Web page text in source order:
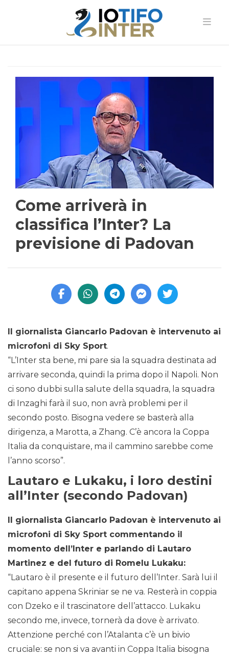
Come arriverà in
classifica l’Inter? La
previsione di Padovan
Il giornalista Giancarlo Padovan è intervenuto ai
microfoni di Sky Sport.
“L’Inter sta bene, mi pare sia la squadra destinata ad
arrivare seconda, quindi la prima dopo il Napoli. Non
ci sono dubbi sulla salute della squadra, la squadra
di Inzaghi farà il suo, non avrà problemi per il
secondo posto. Bisogna vedere se basterà alla
dirigenza, a Marotta, a Zhang. C’è ancora la Coppa
Italia da conquistare, ma il cammino sarebbe come
l’anno scorso”.
Lautaro e Lukaku, i loro destini
all’Inter (secondo Padovan)
Il giornalista Giancarlo Padovan è intervenuto ai
microfoni di Sky Sport commentando il
momento dell’Inter e parlando di Lautaro
Martinez e del futuro di Romelu Lukaku:
“Lautaro è il presente e il futuro dell’Inter. Sarà lui il
capitano appena Skriniar se ne va. Resterà in coppia
con Dzeko e il trascinatore dell’attacco. Lukaku
secondo me, invece, tornerà da dove è arrivato.
Attenzione perché con l’Atalanta c’è un bivio
cruciale: se non si va avanti in Coppa Italia bisogna